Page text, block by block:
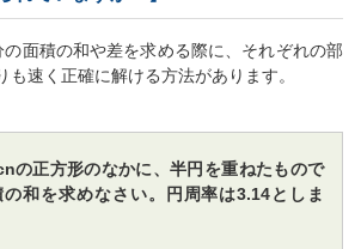
面積の和や差を求める際に、それぞれの部
も速く正確に解ける方法があります。
の正方形のなかに、半円を重ねたもので
和を求めなさい。円周率は3.14としま